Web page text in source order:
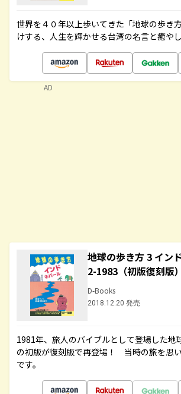
世界を４０年以上歩いてきた「地球の歩き
けする、人生を輝かせる台湾の名言と癒や
地球の歩き方 3 イン
2-1983（初版復刻版）
D-Books
2018.12.20 発売
1981年、旅人のバイブルとして登場した地
の初版が復刻版で再登場！ 当時の旅を思
です。
AD